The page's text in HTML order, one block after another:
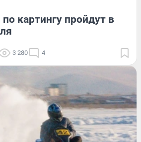
картингу пройдут в
3 280 4